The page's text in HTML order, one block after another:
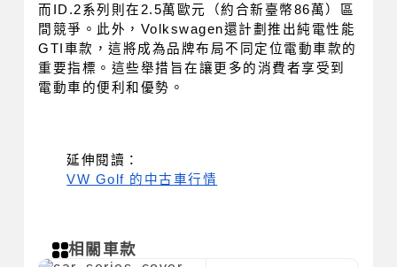
而ID.2系列則在2.5萬歐元（約合新臺幣86萬）區
間競爭。此外，Volkswagen還計劃推出純電性能
GTI車款，這將成為品牌布局不同定位電動車款的
重要指標。這些舉措旨在讓更多的消費者享受到
電動車的便利和優勢。
延伸閱讀：
VW Golf 的中古車行情
相關車款